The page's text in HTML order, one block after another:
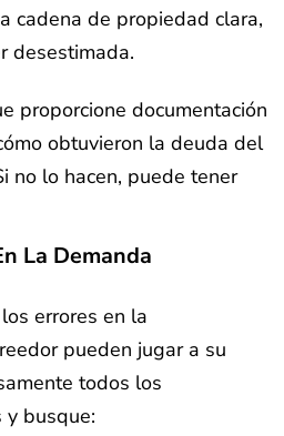
cadena de propiedad clara,
desestimada.
proporcione documentación
obtuvieron la deuda del
no lo hacen, puede tener
La Demanda
errores en la
pueden jugar a su
todos los
y busque: